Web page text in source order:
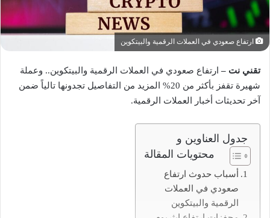
ارتفاع صعودي في العملات الرقمية والبيتكوين
تقني نت – ارتفاع صعودي في العملات الرقمية والبيتكوين.. وعملة
شهيرة تقفز بأكثر من 20% المزيد من التفاصيل تجدونها تالياً ضمن
آخر تحديثات أخبار العملات الرقمية.
جدول العناوين و
محتويات المقالة
أسباب حدوث ارتفاع
صعودي في العملات
الرقمية والبيتكوين